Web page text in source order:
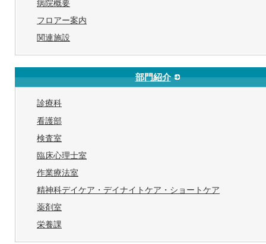
病院概要
フロアー案内
関連施設
部門紹介
診療科
看護部
検査室
臨床心理士室
作業療法室
精神科デイケア・デイナイトケア・ショートケア
薬剤室
栄養課